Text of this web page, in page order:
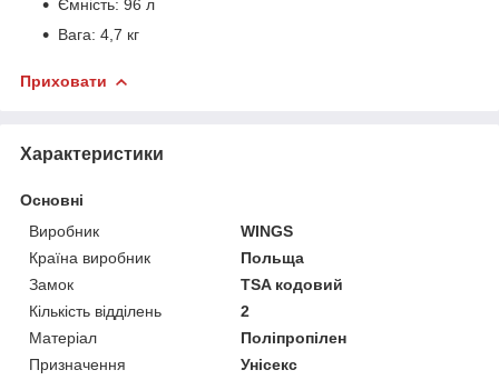
Ємність: 96 л
Вага: 4,7 кг
Приховати
Характеристики
Основні
Виробник
WINGS
Країна виробник
Польща
Замок
TSA кодовий
Кількість відділень
2
Матеріал
Поліпропілен
Призначення
Унісекс